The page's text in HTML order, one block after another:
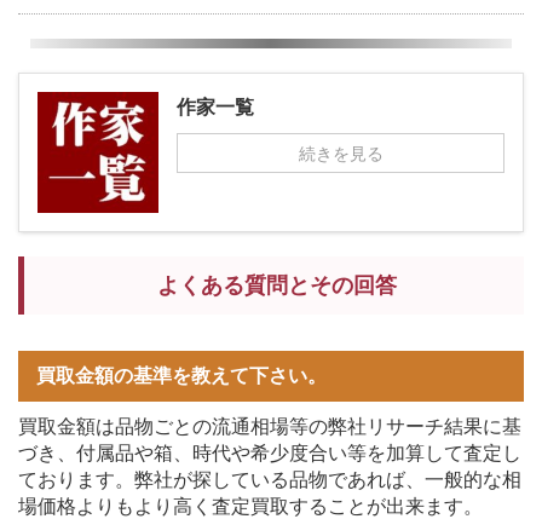
作家一覧
続きを見る
よくある質問とその回答
買取金額の基準を教えて下さい。
買取金額は品物ごとの流通相場等の弊社リサーチ結果に基
づき、付属品や箱、時代や希少度合い等を加算して査定し
ております。弊社が探している品物であれば、一般的な相
場価格よりもより高く査定買取することが出来ます。